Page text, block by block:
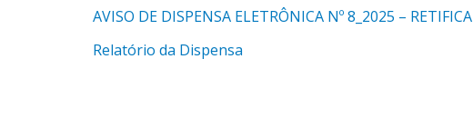
AVISO DE DISPENSA ELETRÔNICA Nº 8_2025 –
Relatório da Dispensa